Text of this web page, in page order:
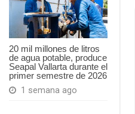
20 mil millones de litros
de agua potable, produce
Seapal Vallarta durante el
primer semestre de 2026
1 semana ago